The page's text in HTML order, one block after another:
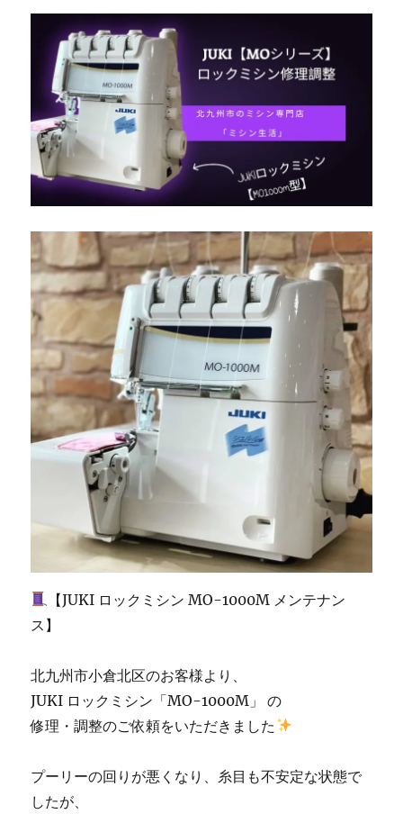
の
修
理
調
整
☆
遠
賀
郡
町
お
客
よ
り
ご
頼
お
預
か
ま
し
た
☆
市
ミ
シ
理・
販
【JUKI ロックミシン MO-1000M メンテナン
ス】
北九州市小倉北区のお客様より、
JUKI ロックミシン「MO-1000M」 の
修理・調整のご依頼をいただきました
プーリーの回りが悪くなり、糸目も不安定な状態で
したが、